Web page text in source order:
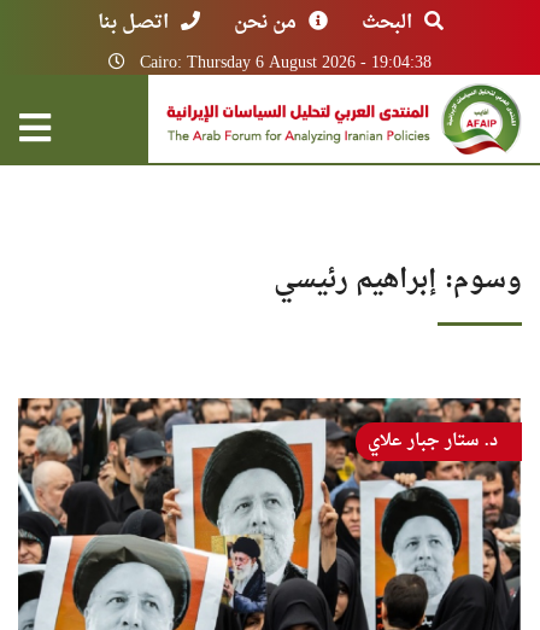
البحث من نحن اتصل بنا
Cairo: Thursday 6 August 2026 - 19:04:38
وسوم: إبراهيم رئيسي
د. ستار جبار علاي